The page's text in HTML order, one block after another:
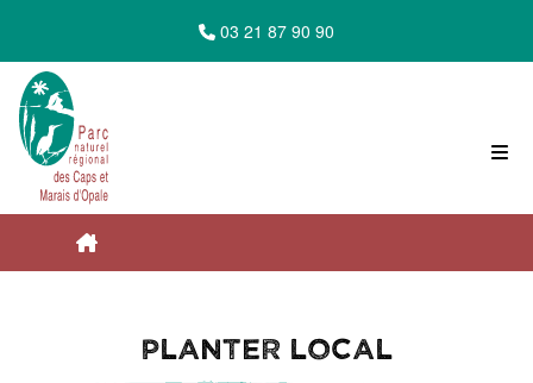
03 21 87 90 90
et Marais d'Opale
Planter local